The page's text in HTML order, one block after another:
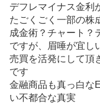
デフレマイナス金利
たごくごく一部の株
成金術？チャート？
ですが、眉唾が宜し
売買を活発にして頂
です
金融商品も真っ白な
い不都合な真実